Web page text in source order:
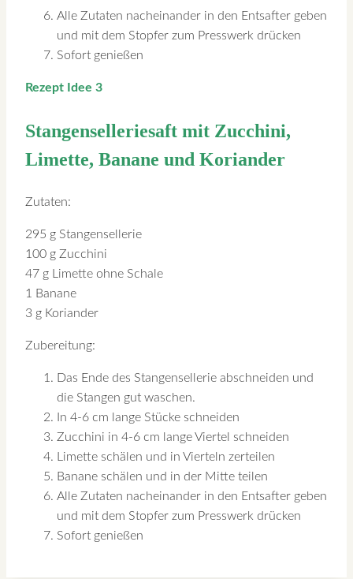
Alle Zutaten nacheinander in den Entsafter geben
und mit dem Stopfer zum Presswerk drücken
Sofort genießen
Rezept Idee 3
Stangenselleriesaft mit Zucchini,
Limette, Banane und Koriander
Zutaten:
295 g Stangensellerie
100 g Zucchini
47 g Limette ohne Schale
1 Banane
3 g Koriander
Zubereitung:
Das Ende des Stangensellerie abschneiden und
die Stangen gut waschen.
In 4-6 cm lange Stücke schneiden
Zucchini in 4-6 cm lange Viertel schneiden
Limette schälen und in Vierteln zerteilen
Banane schälen und in der Mitte teilen
Alle Zutaten nacheinander in den Entsafter geben
und mit dem Stopfer zum Presswerk drücken
Sofort genießen